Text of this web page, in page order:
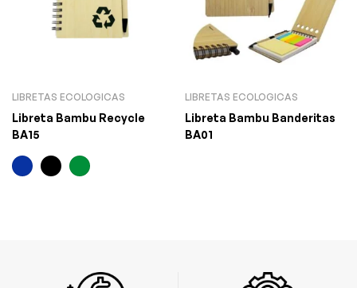
LIBRETAS ECOLOGICAS
Libreta Bambu Recycle
BA15
LIBRETAS ECOLOGICAS
Libreta Bambu Banderitas
BA01